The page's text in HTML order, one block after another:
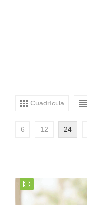
Cuadrícula
6 12 24